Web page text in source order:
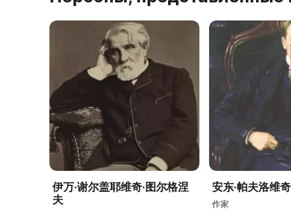
伊万·谢尔盖耶维奇·图尔格涅
夫
安东·帕夫洛维
作家